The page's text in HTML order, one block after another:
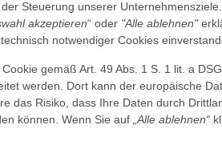
Medizinische
und eine
AGAPLESION
Krankenpflege
ganzheitliche
und Patienten
Steuerung unserer
akzeptieren“ oder "Alle ablehnen"
notwendiger Cookies
gemäß Art. 49 Abs. 1 S. 1 lit. a
werden. Dort kann der europäische
das Risiko, dass Ihre Daten durch
können. Wenn Sie auf „Alle ablehnen“